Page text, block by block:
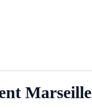
Marseille